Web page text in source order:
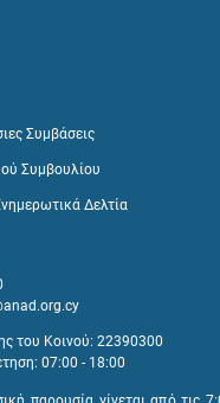
Συμβάσεις
Συμβουλίου
Δελτία
του Κοινού: 22390300
07:00 - 18:00